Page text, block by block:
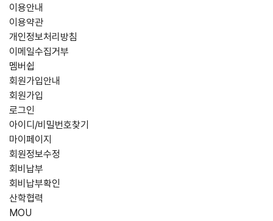
이용안내
이용약관
개인정보처리방침
이메일수집거부
멤버쉽
회원가입안내
회원가입
로그인
아이디/비밀번호찾기
마이페이지
회원정보수정
회비납부
회비납부확인
산학협력
MOU